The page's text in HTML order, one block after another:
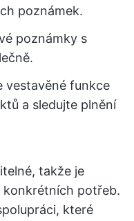
poznámek.
poznámky s
vestavěné funkce
a sledujte plnění
takže je
konkrétních potřeb.
které